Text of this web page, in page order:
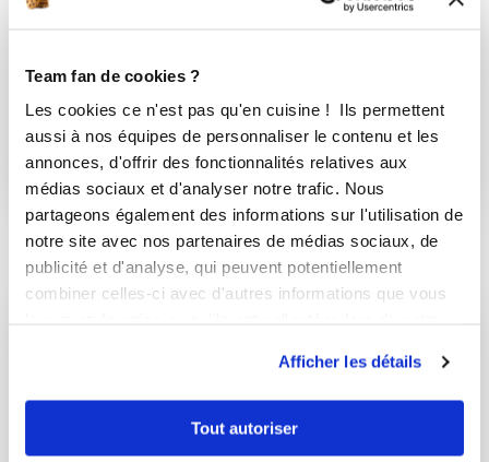
Team fan de cookies ?
Les cookies ce n'est pas qu'en cuisine ! Ils permettent
aussi à nos équipes de personnaliser le contenu et les
annonces, d'offrir des fonctionnalités relatives aux
médias sociaux et d'analyser notre trafic. Nous
partageons également des informations sur l'utilisation de
notre site avec nos partenaires de médias sociaux, de
publicité et d'analyse, qui peuvent potentiellement
combiner celles-ci avec d'autres informations que vous
Afficher les détails
Tout autoriser
Aucune note
35min
Les favoris de satia_9473(7)